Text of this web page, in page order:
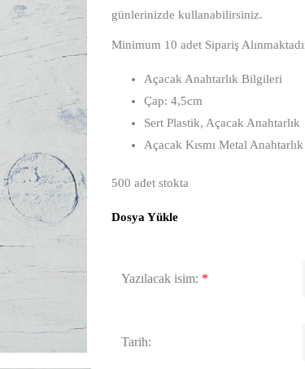
günlerinizde kullanabilirsiniz.
Minimum 10 adet Sipariş
Açacak Anahtarlık Bilgileri
Çap: 4,5cm
Sert Plastik, Açacak Anahtarlık
Açacak Kısmı Metal Anahtarlık
500 adet stokta
Dosya Yükle
Yazılacak isim: *
Tarih: